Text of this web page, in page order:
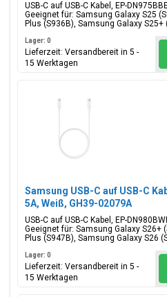
USB-C auf USB-C Kabel, EP-
Geeignet für: Samsung Galaxy S25
Plus (S936B), Samsung Galaxy
Lager: 0
Lieferzeit: Versandbereit in 5 -
15 Werktagen
Samsung USB-C auf USB-C
5A, Weiß, GH39-02079A
USB-C auf USB-C Kabel, EP-
Geeignet für: Samsung Galaxy S26+
Plus (S947B), Samsung Galaxy S26
Lager: 0
Lieferzeit: Versandbereit in 5 -
15 Werktagen